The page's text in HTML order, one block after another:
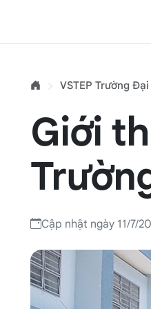
VSTEP Trường
Giới
Cập nhật ngày 11/7/